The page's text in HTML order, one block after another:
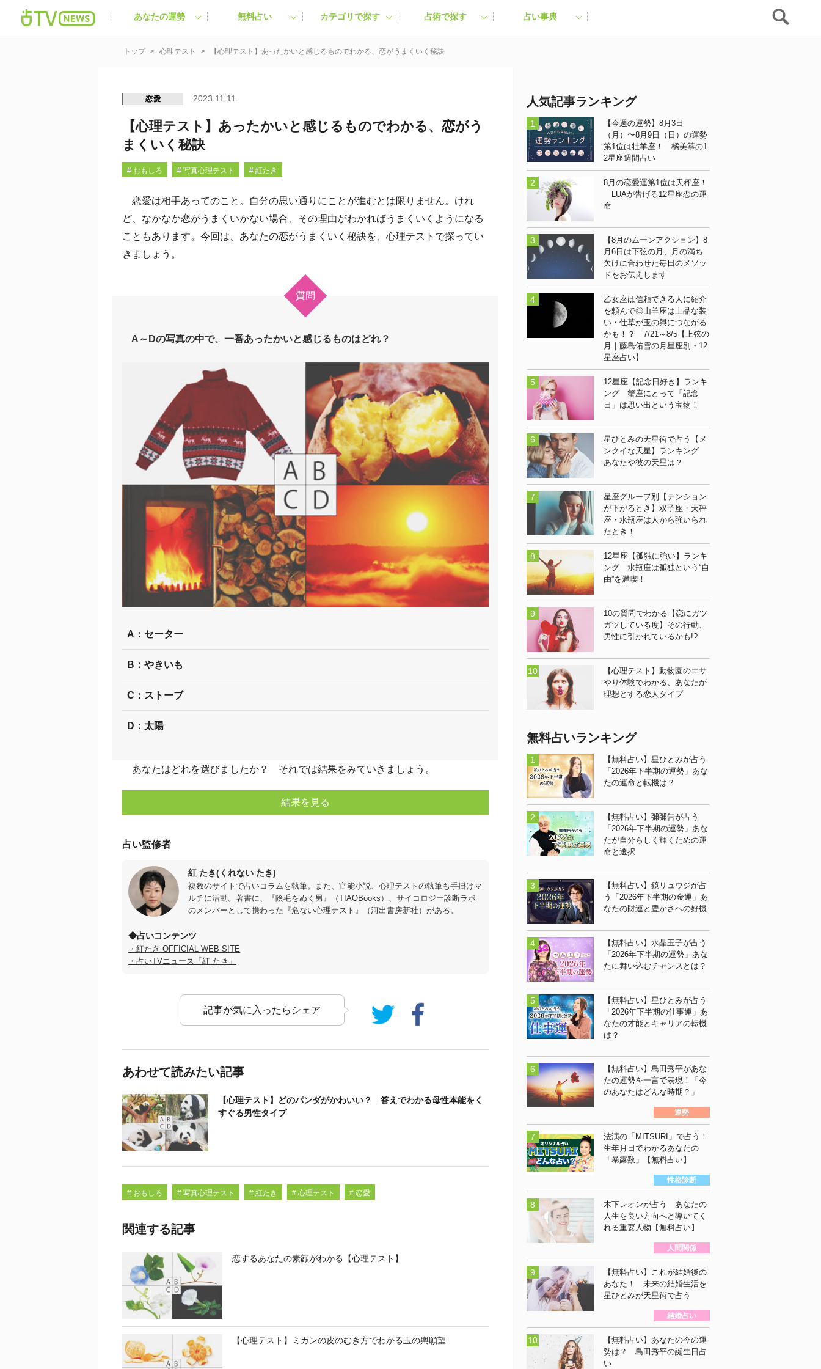
あなたの運勢 無料占い カテゴリで探す 占術で探す 占い事典
恋愛 2023.11.11
【心理テスト】あったかいと感じるものでわかる、恋がう
まくいく秘訣
# おもしろ # 写真心理テスト # 紅たき
恋愛は相手あってのこと。自分の思い通りにことが進むとは限りません。けれ
ど、なかなか恋がうまくいかない場合、その理由がわかればうまくいくようになる
こともあります。今回は、あなたの恋がうまくいく秘訣を、心理テストで探ってい
きましょう。
質問
A～Dの写真の中で、一番あったかいと感じるものはどれ？
A：セーター
B：やきいも
C：ストーブ
D：太陽
あなたはどれを選びましたか？ それでは結果をみていきましょう。
結果を見る
占い監修者
紅 たき(くれない たき)
複数のサイトで占いコラムを執筆。また、官能小説、心理テストの執筆も手掛けマ
ルチに活動。著書に、『陰毛をぬく男』（TIAOBooks）、サイコロジー診断ラボ
のメンバーとして携わった『危ない心理テスト』（河出書房新社）がある。
◆占いコンテンツ
・紅たき OFFICIAL WEB SITE
・占いTVニュース「紅 たき」
記事が気に入ったらシェア
あわせて読みたい記事
【心理テスト】どのパンダがかわいい？ 答えでわかる母性本能をく
すぐる男性タイプ
# おもしろ # 写真心理テスト # 紅たき # 心理テスト # 恋愛
関連する記事
恋するあなたの素顔がわかる【心理テスト】
【心理テスト】ミカンの皮のむき方でわかる玉の輿願望
人気記事ランキング
【今週の運勢】8月3日
（月）〜8月9日（日）の運勢
第1位は牡羊座！ 橘美箏の1
2星座週間占い
8月の恋愛運第1位は天秤座！
LUAが告げる12星座恋の運
命
【8月のムーンアクション】8
月6日は下弦の月、月の満ち
欠けに合わせた毎日のメソッ
ドをお伝えします
乙女座は信頼できる人に紹介
を頼んで◎山羊座は上品な装
い・仕草が玉の輿につながる
かも！？ 7/21～8/5【上弦の
月｜藤島佑雪の月星座別・12
星座占い】
12星座【記念日好き】ランキ
ング 蟹座にとって「記念
日」は思い出という宝物！
星ひとみの天星術で占う【メ
ンクイな天星】ランキング
あなたや彼の天星は？
星座グループ別【テンション
が下がるとき】双子座・天秤
座・水瓶座は人から強いられ
たとき！
12星座【孤独に強い】ランキ
ング 水瓶座は孤独という“自
由”を満喫！
10の質問でわかる【恋にガツ
ガツしている度】その行動、
男性に引かれているかも!?
【心理テスト】動物園のエサ
やり体験でわかる、あなたが
理想とする恋人タイプ
無料占いランキング
【無料占い】星ひとみが占う
「2026年下半期の運勢」あな
たの運命と転機は？
【無料占い】彌彌告が占う
「2026年下半期の運勢」あな
たが自分らしく輝くための運
命と選択
【無料占い】鏡リュウジが占
う「2026年下半期の金運」あ
なたの財運と豊かさへの好機
【無料占い】水晶玉子が占う
「2026年下半期の運勢」あな
たに舞い込むチャンスとは？
【無料占い】星ひとみが占う
「2026年下半期の仕事運」あ
なたの才能とキャリアの転機
は？
【無料占い】島田秀平があな
たの運勢を一言で表現！「今
のあなたはどんな時期？」
運勢
法演の「MITSURI」で占う！
生年月日でわかるあなたの
「暴露数」【無料占い】
性格診断
木下レオンが占う あなたの
人生を良い方向へと導いてく
れる重要人物【無料占い】
人間関係
【無料占い】これが結婚後の
あなた！ 未来の結婚生活を
星ひとみが天星術で占う
結婚占い
【無料占い】あなたの今の運
勢は？ 島田秀平の誕生日占
い
トップ 心理テスト 【心理テスト】あったかいと感じるものでわかる、恋がうまくいく秘訣